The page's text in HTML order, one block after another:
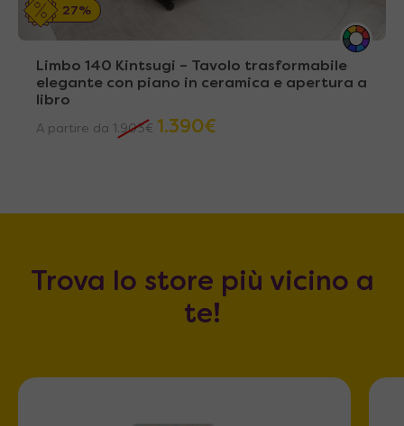
27%
Limbo 140 Kintsugi – Tavolo trasformabile
elegante con piano in ceramica e apertura a
libro
A partire da 1.903€ 1.390€
Trova lo store più vicino a
te!